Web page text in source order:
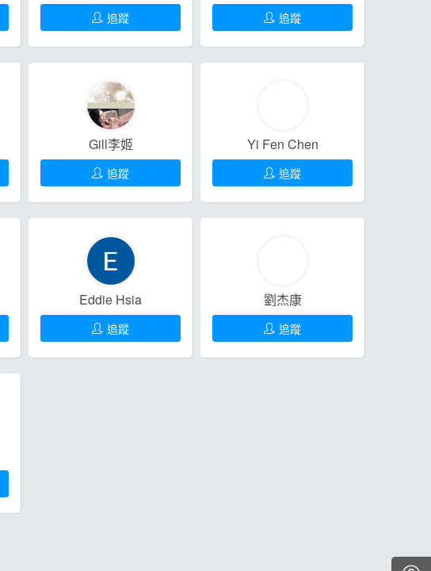
追蹤 追蹤
Gill李姬
追蹤
Yi Fen Chen
追蹤
Eddie Hsia
追蹤
劉杰康
追蹤